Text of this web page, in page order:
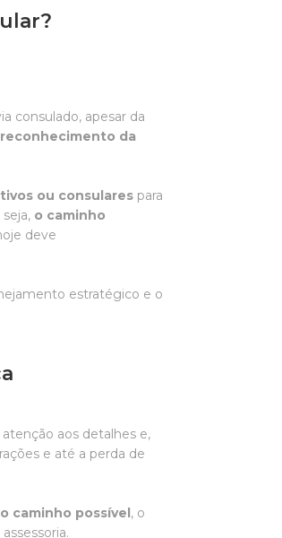
consulado, apesar da
da
ou consulares para
o caminho
deve
estratégico e o
aos detalhes e,
e até a perda de
caminho possível , o